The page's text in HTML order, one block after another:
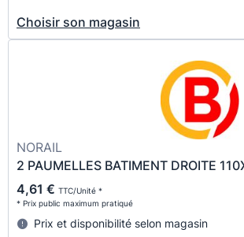
Choisir son magasin
NORAIL
2 PAUMELLES BATIMENT DROITE
4,61 € TTC/Unité *
* Prix public maximum pratiqué
Prix et disponibilité selon magasin